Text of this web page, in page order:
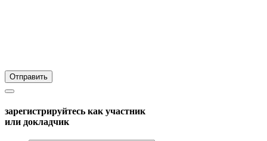
зарегистрируйтесь как участник
или докладчик